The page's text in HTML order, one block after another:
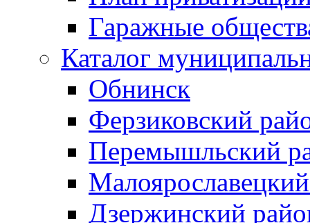
Гаражные
Каталог
Обнинск
Ферзиковский
Перемышльский
Дзержинский